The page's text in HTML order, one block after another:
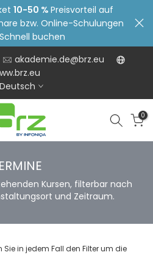
10-50 % Preisvorteil auf
bzw. Online-Schulungen
buchen
akademie.de@brz.eu
Deutsch
0
Kursen, filterbar nach
und Zeitraum.
Sie in jedem Fall den Filter um die